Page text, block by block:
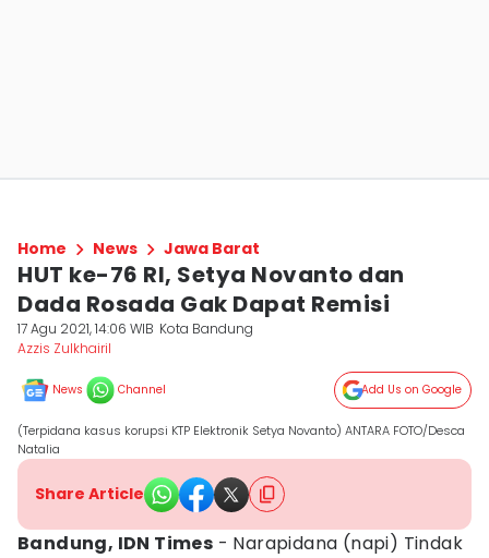
Home News Jawa Barat
HUT ke-76 RI, Setya Novanto dan
Dada Rosada Gak Dapat Remisi
17 Agu 2021, 14:06 WIB Kota Bandung
Azzis Zulkhairil
News Channel Add Us on Google
(Terpidana kasus korupsi KTP Elektronik Setya Novanto) ANTARA FOTO/Desca
Natalia
Share Article
Bandung, IDN Times - Narapidana (napi) Tindak